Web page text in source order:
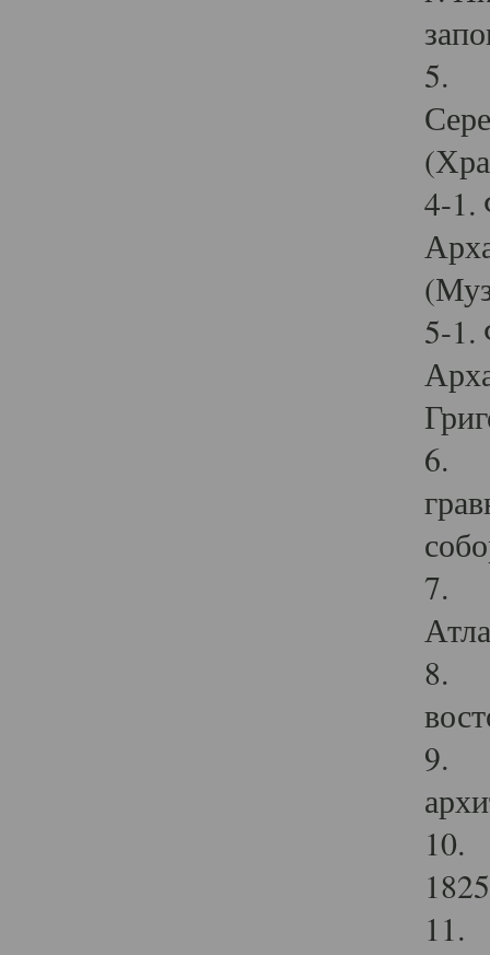
5.
4-1.
5-1.
6.
7.
8.
9.
10.
11.